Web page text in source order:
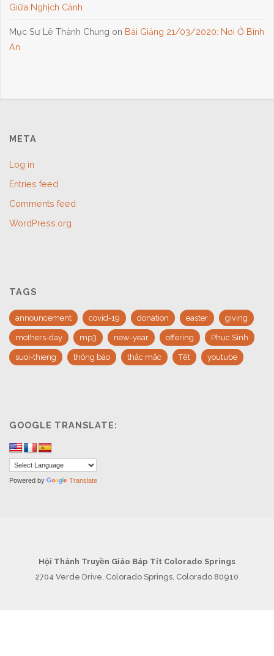
Giữa Nghịch Cảnh
Mục Sư Lê Thành Chung on Bài Giảng 21/03/2020: Nơi Ở Bình
An
META
Log in
Entries feed
Comments feed
WordPress.org
TAGS
announcement covid-19 donation easter giving
mothers-day mp3 new-year offering Phục Sinh
suoi-thieng thông báo thắc mắc Tết youtube
GOOGLE TRANSLATE:
Powered by Translate
Hội Thánh Truyền Giáo Báp Tít Colorado Springs
2704 Verde Drive, Colorado Springs, Colorado 80910